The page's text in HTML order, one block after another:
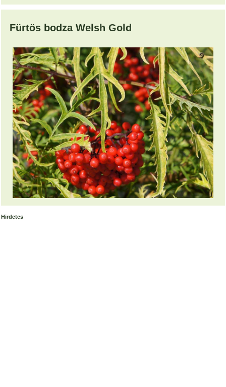
Fürtös bodza Welsh Gold
Hirdetes